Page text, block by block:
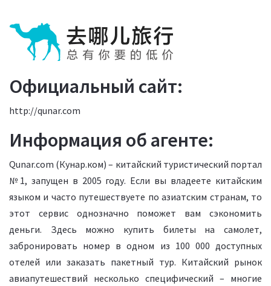
Официальный сайт:
http://qunar.com
Информация об агенте:
Qunar.com (Кунар.ком) – китайский туристический портал
№1, запущен в 2005 году. Если вы владеете китайским
языком и часто путешествуете по азиатским странам, то
этот сервис однозначно поможет вам сэкономить
деньги. Здесь можно купить билеты на самолет,
забронировать номер в одном из 100 000 доступных
отелей или заказать пакетный тур. Китайский рынок
авиапутешествий несколько специфический – многие